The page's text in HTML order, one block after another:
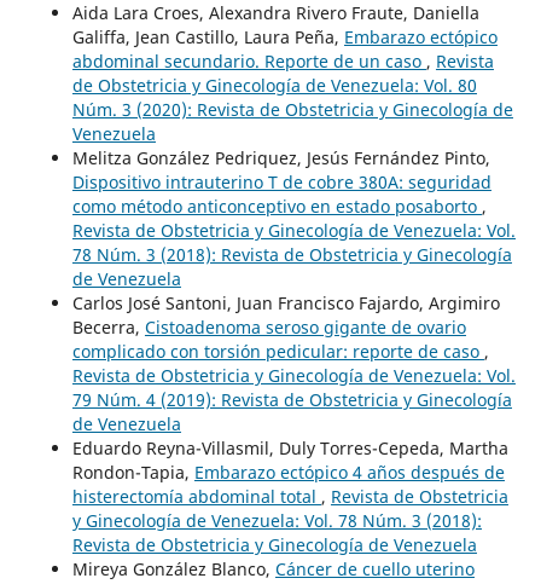
Aida Lara Croes, Alexandra Rivero Fraute, Daniella
Galiffa, Jean Castillo, Laura Peña, Embarazo ectópico
abdominal secundario. Reporte de un caso , Revista
de Obstetricia y Ginecología de Venezuela: Vol. 80
Núm. 3 (2020): Revista de Obstetricia y Ginecología de
Venezuela
Melitza González Pedriquez, Jesús Fernández Pinto,
Dispositivo intrauterino T de cobre 380A: seguridad
como método anticonceptivo en estado posaborto ,
Revista de Obstetricia y Ginecología de Venezuela: Vol.
78 Núm. 3 (2018): Revista de Obstetricia y Ginecología
de Venezuela
Carlos José Santoni, Juan Francisco Fajardo, Argimiro
Becerra, Cistoadenoma seroso gigante de ovario
complicado con torsión pedicular: reporte de caso ,
Revista de Obstetricia y Ginecología de Venezuela: Vol.
79 Núm. 4 (2019): Revista de Obstetricia y Ginecología
de Venezuela
Eduardo Reyna-Villasmil, Duly Torres-Cepeda, Martha
Rondon-Tapia, Embarazo ectópico 4 años después de
histerectomía abdominal total , Revista de Obstetricia
y Ginecología de Venezuela: Vol. 78 Núm. 3 (2018):
Revista de Obstetricia y Ginecología de Venezuela
Mireya González Blanco, Cáncer de cuello uterino